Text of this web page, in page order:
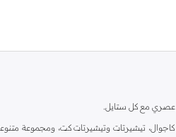
عصري مع كل ستايل.
تيشيرتات وتيشيرتات كت، ومجموعة